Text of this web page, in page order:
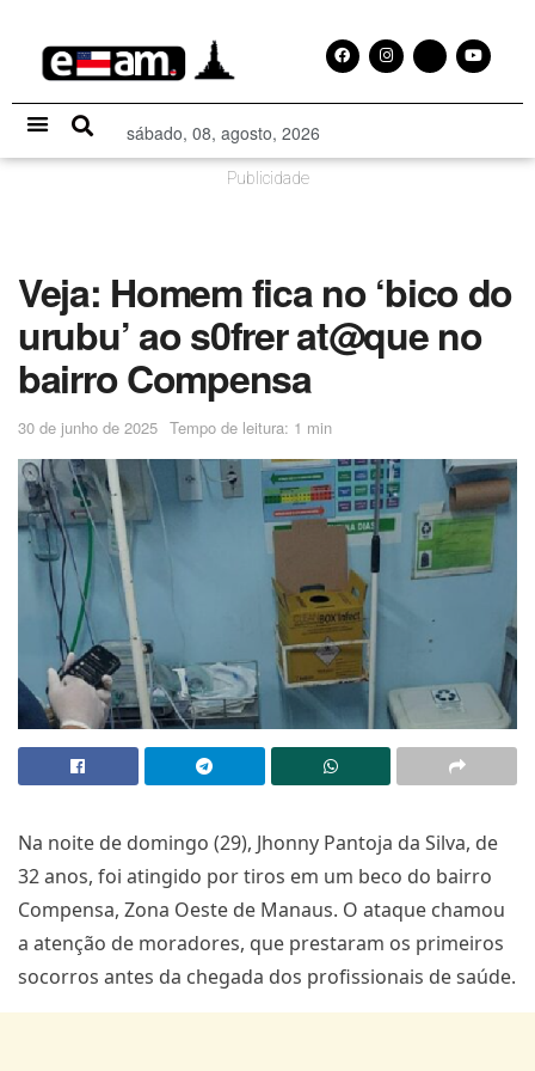
sábado, 08, agosto, 2026
Publicidade
Veja: Homem fica no ‘bico do
urubu’ ao s0frer at@que no
bairro Compensa
30 de junho de 2025 Tempo de leitura: 1 min
Na noite de domingo (29), Jhonny Pantoja da Silva, de
32 anos, foi atingido por tiros em um beco do bairro
Compensa, Zona Oeste de Manaus. O ataque chamou
a atenção de moradores, que prestaram os primeiros
socorros antes da chegada dos profissionais de saúde.